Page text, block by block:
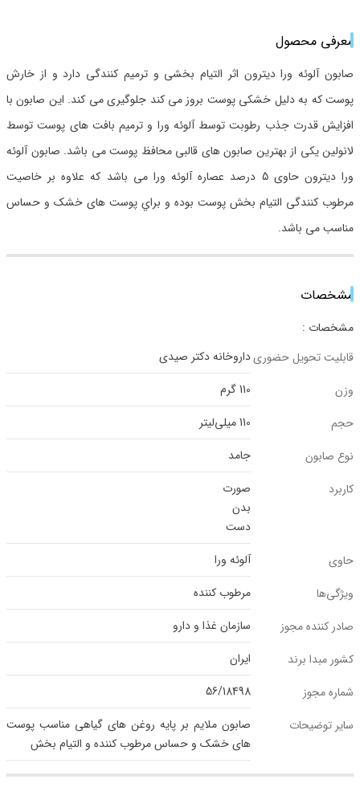
معرفی محصول
صابون آلوئه ورا دیترون اثر التیام بخشی و ترمیم کنندگی دارد و از خارش
پوست که به دلیل خشکی پوست بروز می کند جلوگیری می کند. این صابون با
افزایش قدرت جذب رطوبت توسط آلوئه ورا و ترمیم بافت های پوست توسط
لانولین یکی از بهترین صابون های قالبی محافظ پوست می باشد. صابون آلوئه
ورا دیترون حاوی 5 درصد عصاره آلوئه ورا می باشد که علاوه بر خاصیت
مرطوب کنندگی التیام بخش پوست بوده و براي پوست های خشک و حساس
مناسب می باشد.
مشخصات
مشخصات :
قابلیت تحویل حضوریداروخانه دکتر صیدی
وزن
110 گرم
حجم
110 میلی‌لیتر
نوع صابون
جامد
کاربرد
صورت
بدن
دست
حاوی
آلوئه ورا
ویژگی‌ها
مرطوب کننده
صادر کننده مجوز
سازمان غذا و دارو
کشور مبدا برند
ایران
شماره مجوز
56/18498
سایر توضیحات
صابون ملایم بر پایه روغن های گیاهی مناسب پوست
های خشک و حساس مرطوب کننده و التیام بخش